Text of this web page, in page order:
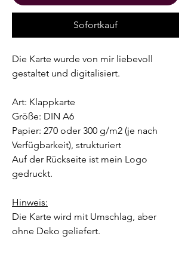
Sofortkauf
Die Karte wurde von mir liebevoll
gestaltet und digitalisiert.
Art: Klappkarte
Größe: DIN A6
Papier: 270 oder 300 g/m2 (je nach
Verfügbarkeit), strukturiert
Auf der Rückseite ist mein Logo
gedruckt.
Hinweis:
Die Karte wird mit Umschlag, aber
ohne Deko geliefert.